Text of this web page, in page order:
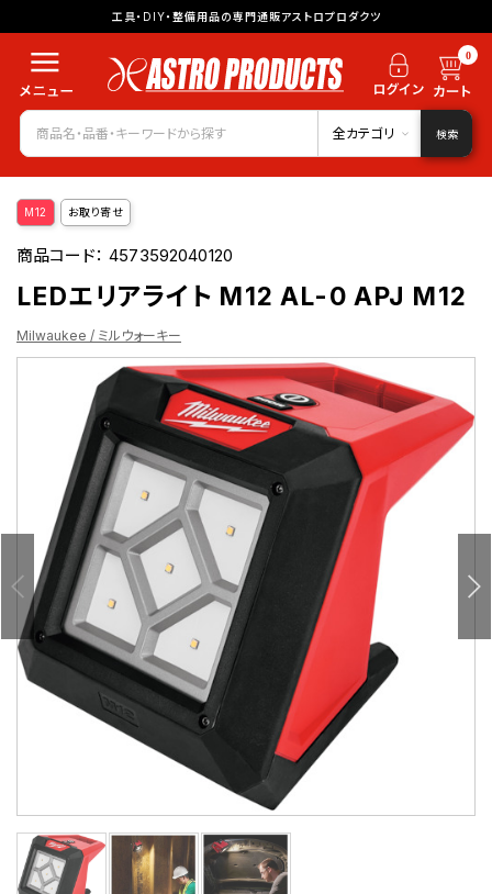
工具・DIY・整備用品の専門通販アストロプロダクツ
0
全カテゴリ 検索
M12 お取り寄せ
商品コード：4573592040120
LEDエリアライト M12 AL-0 APJ M12
Milwaukee / ミルウォーキー